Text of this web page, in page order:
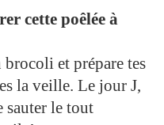
cette poêlée à
et prépare tes
la veille. Le jour J,
sauter le tout